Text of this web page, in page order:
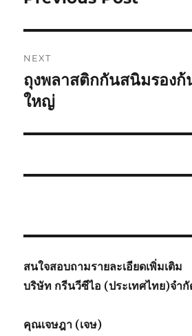
NEXT
Next
post:
ถุงพลาสติกกันสนิมรอง
ใหญ่
สนใจสอบถามรายละเอียดเพิ่มเติม
บริษัท กรีนวีซีไอ (ประเทศไทย)จำกั
คุณเจษฎา (เจษ)